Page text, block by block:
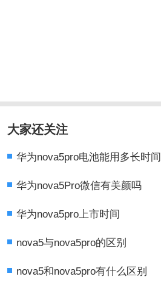
大家还关注
华为nova5pro电池能用多长时间
华为nova5Pro微信有美颜吗
华为nova5pro上市时间
nova5与nova5pro的区别
nova5和nova5pro有什么区别